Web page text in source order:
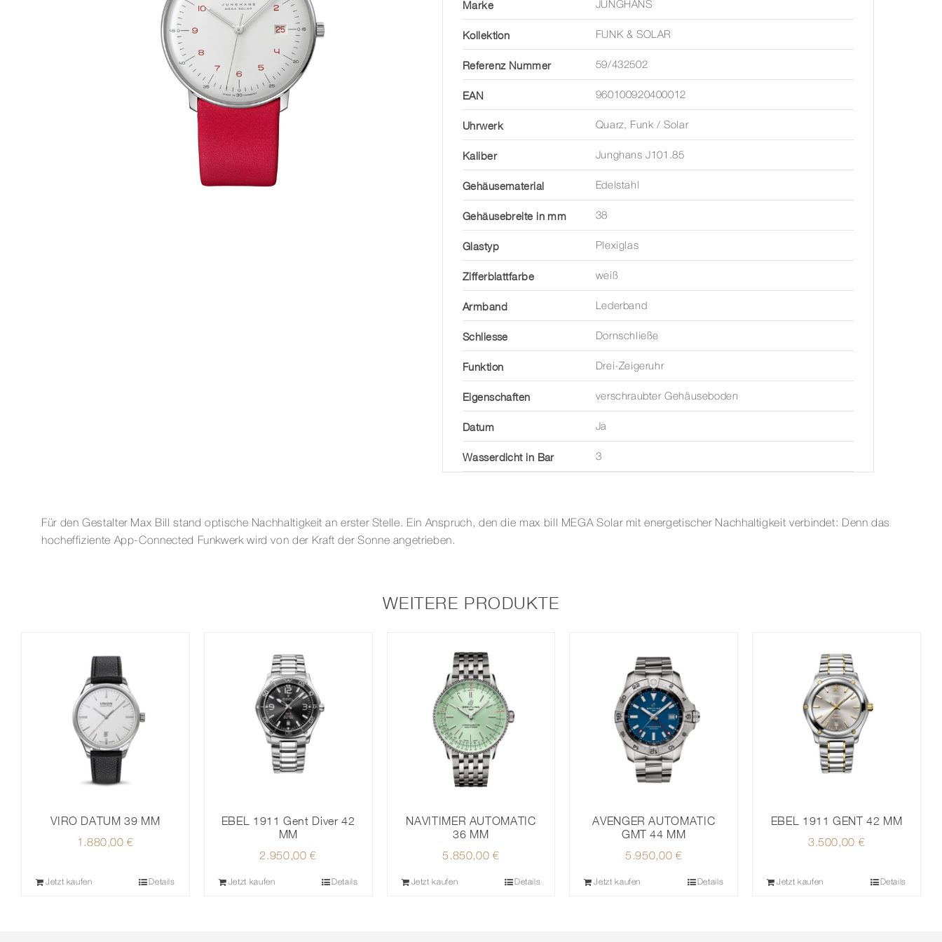
Marke JUNGHANS
Kollektion FUNK & SOLAR
Referenz Nummer 59/432502
EAN 960100920400012
Uhrwerk Quarz, Funk / Solar
Kaliber Junghans J101.85
Gehäusematerial Edelstahl
Gehäusebreite in mm 38
Glastyp Plexiglas
Zifferblattfarbe weiß
Armband Lederband
Schliesse Dornschließe
Funktion Drei-Zeigeruhr
Eigenschaften verschraubter Gehäuseboden
Datum Ja
Wasserdicht in Bar 3
Für den Gestalter Max Bill stand optische Nachhaltigkeit an erster Stelle. Ein Anspruch, den die max bill MEGA Solar mit energetischer Nachhaltigkeit verbindet: Denn das
hocheffiziente App-Connected Funkwerk wird von der Kraft der Sonne angetrieben.
WEITERE PRODUKTE
VIRO DATUM 39 MM
1.880,00€
Jetzt kaufen Details
EBEL 1911 Gent Diver 42
MM
2.950,00€
Jetzt kaufen Details
NAVITIMER AUTOMATIC
36 MM
5.850,00€
Jetzt kaufen Details
AVENGER AUTOMATIC
GMT 44 MM
5.950,00 €
Jetzt kaufen Details
EBEL 1911 GENT 42 MM
3.500,00 €
Jetzt kaufen Details